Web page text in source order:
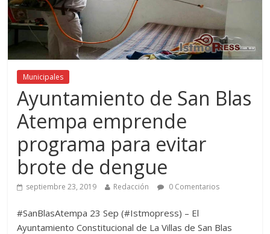
Municipales
Ayuntamiento de San Blas
Atempa emprende
programa para evitar
brote de dengue
septiembre 23, 2019 Redacción 0 Comentarios
#SanBlasAtempa 23 Sep (#Istmopress) – El
Ayuntamiento Constitucional de La Villas de San Blas